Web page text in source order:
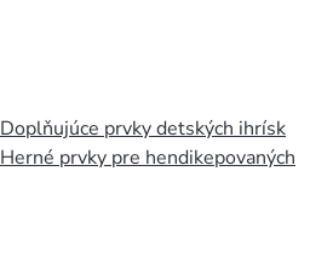
Doplňujúce prvky detských ihrísk
Herné prvky pre hendikepovaných